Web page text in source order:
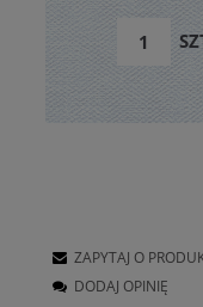
ZAPYTAJ O
DODAJ OPINIĘ